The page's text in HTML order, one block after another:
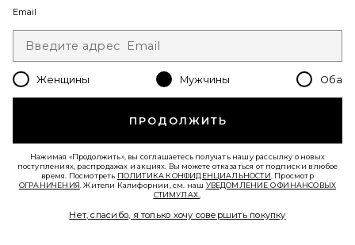
Bound
Favorite ШОРТЫ
Email
Женщины Мужчины Оба
ПРОДОЛЖИТЬ
Нажимая «Продолжить», вы соглашаетесь получать нашу рассылку о новых
поступлениях, распродажах и акциях. Вы можете отказаться от подписки в любое
время. Посмотреть ПОЛИТИКА КОНФИДЕНЦИАЛЬНОСТИ . Просмотр
ОГРАНИЧЕНИЯ . Жители Калифорнии, см. наш УВЕДОМЛЕНИЕ О ФИНАНСОВЫХ
СТИМУЛАХ.
Нет, спасибо, я только хочу совершить покупку